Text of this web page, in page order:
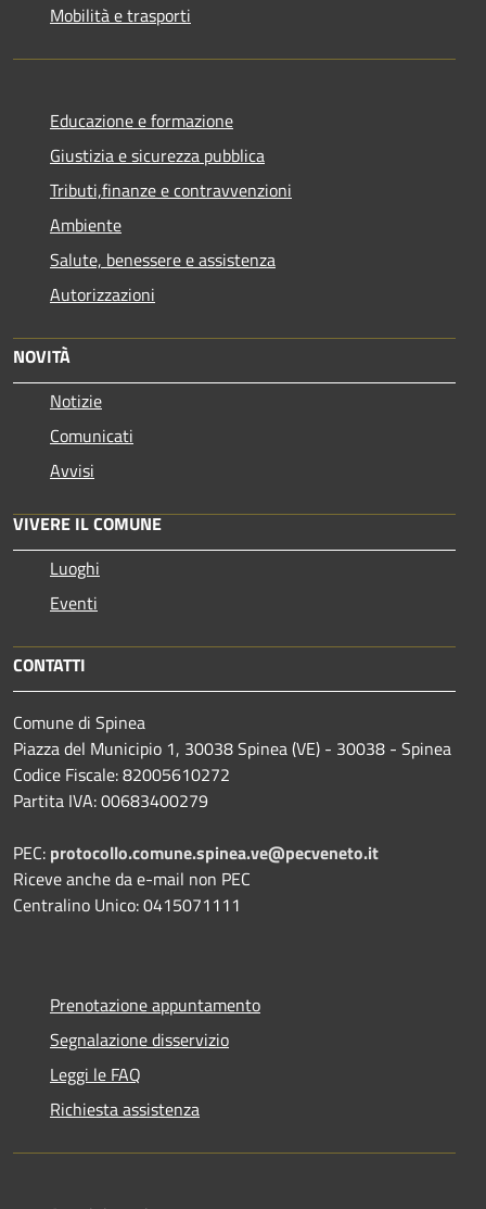
Mobilità e trasporti
Educazione e formazione
Giustizia e sicurezza pubblica
Tributi,finanze e contravvenzioni
Ambiente
Salute, benessere e assistenza
Autorizzazioni
NOVITÀ
Notizie
Comunicati
Avvisi
VIVERE IL COMUNE
Luoghi
Eventi
CONTATTI
Comune di Spinea
Piazza del Municipio 1, 30038 Spinea (VE) - 30038 - Spinea
Codice Fiscale: 82005610272
Partita IVA: 00683400279
PEC: protocollo.comune.spinea.ve@pecveneto.it
Riceve anche da e-mail non PEC
Centralino Unico: 0415071111
Prenotazione appuntamento
Segnalazione disservizio
Leggi le FAQ
Richiesta assistenza